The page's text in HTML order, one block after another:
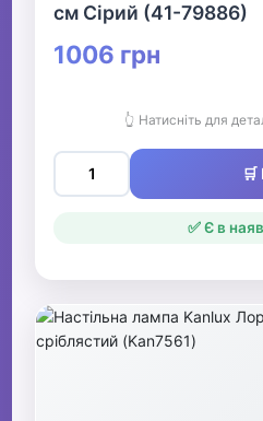
см Сірий (41-79886)
1006 грн
👆 Натисніть для
✅ Є в